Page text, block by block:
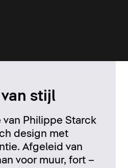
stijl
van Philippe Starck
design met
Afgeleid van
voor muur, fort –